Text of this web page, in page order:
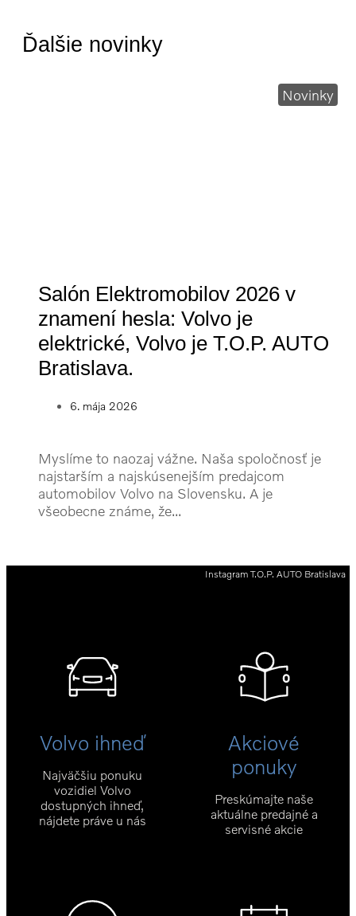
Ďalšie novinky
Novinky
Salón Elektromobilov 2026 v
znamení hesla: Volvo je
elektrické, Volvo je T.O.P. AUTO
Bratislava.
6. mája 2026
Myslíme to naozaj vážne. Naša spoločnosť je
najstarším a najskúsenejším predajcom
automobilov Volvo na Slovensku. A je
všeobecne známe, že...
Instagram T.O.P. AUTO Bratislava
Volvo ihneď
Najväčšiu ponuku
vozidiel Volvo
dostupných ihneď,
nájdete práve u nás
Akciové
ponuky
Preskúmajte naše
aktuálne predajné a
servisné akcie